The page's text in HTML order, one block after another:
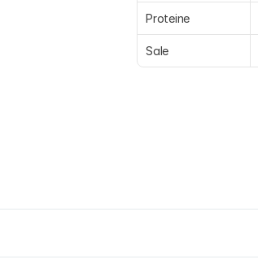
Proteine
Sale